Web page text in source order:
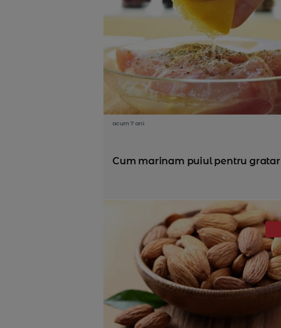
acum 7 ani
Cum marinam puiul pentru gratar